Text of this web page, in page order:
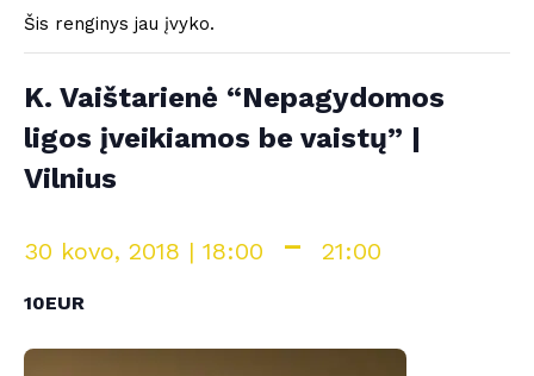
Šis renginys jau įvyko.
K. Vaištarienė “Nepagydomos
ligos įveikiamos be vaistų” |
Vilnius
30 kovo, 2018 | 18:00 - 21:00
10EUR